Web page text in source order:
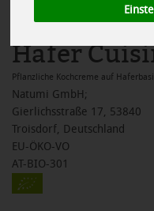
Hafer
Pflanzliche Kochcreme auf
Natumi GmbH;
Gierlichsstraße 17, 53840
Troisdorf, Deutschland
EU-ÖKO-VO
AT-BIO-301